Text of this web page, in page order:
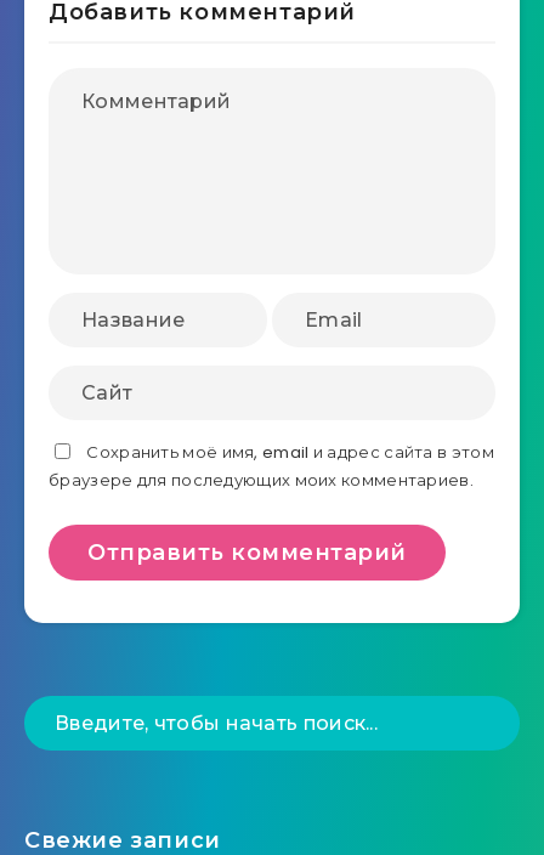
Добавить комментарий
Сохранить моё имя, email и адрес сайта в этом
браузере для последующих моих комментариев.
Свежие записи